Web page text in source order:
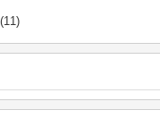
(11)